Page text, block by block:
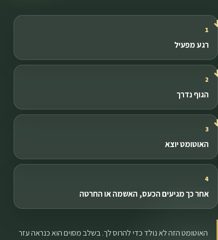
1
רגע מפעיל
2
הגוף נדרך
3
האוטומט יוצא
4
אחר כך מגיעים הכעס, האשמה או החרטה
האוטומט הזה לא נולד כדי להרוס לך. בשלב מסוים הוא כנראה עזר